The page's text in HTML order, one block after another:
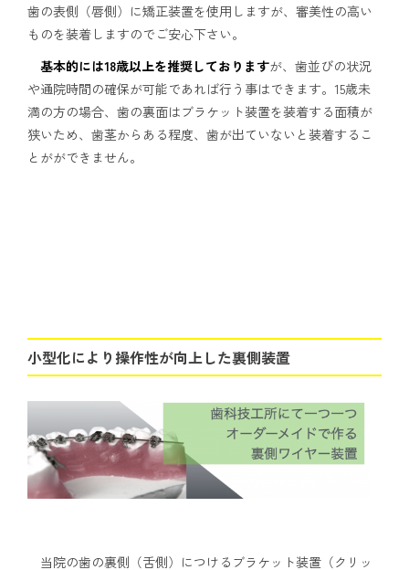
歯の表側（唇側）に矯正装置を使用しますが、審美性の高い
ものを装着しますのでご安心下さい。
基本的には18歳以上を推奨しておりますが、歯並びの状況
や通院時間の確保が可能であれば行う事はできます。15歳未
満の方の場合、歯の裏面はブラケット装置を装着する面積が
狭いため、歯茎からある程度、歯が出ていないと装着するこ
とがができません。
小型化により操作性が向上した裏側装置
当院の歯の裏側（舌側）につけるブラケット装置（クリッ